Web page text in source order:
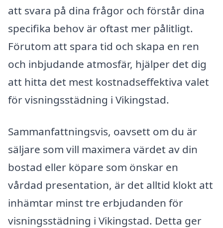
att svara på dina frågor och förstår dina
specifika behov är oftast mer pålitligt.
Förutom att spara tid och skapa en ren
och inbjudande atmosfär, hjälper det dig
att hitta det mest kostnadseffektiva valet
för visningsstädning i Vikingstad.
Sammanfattningsvis, oavsett om du är
säljare som vill maximera värdet av din
bostad eller köpare som önskar en
vårdad presentation, är det alltid klokt att
inhämtar minst tre erbjudanden för
visningsstädning i Vikingstad. Detta ger